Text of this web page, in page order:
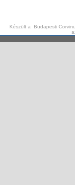
Készült a Budapesti